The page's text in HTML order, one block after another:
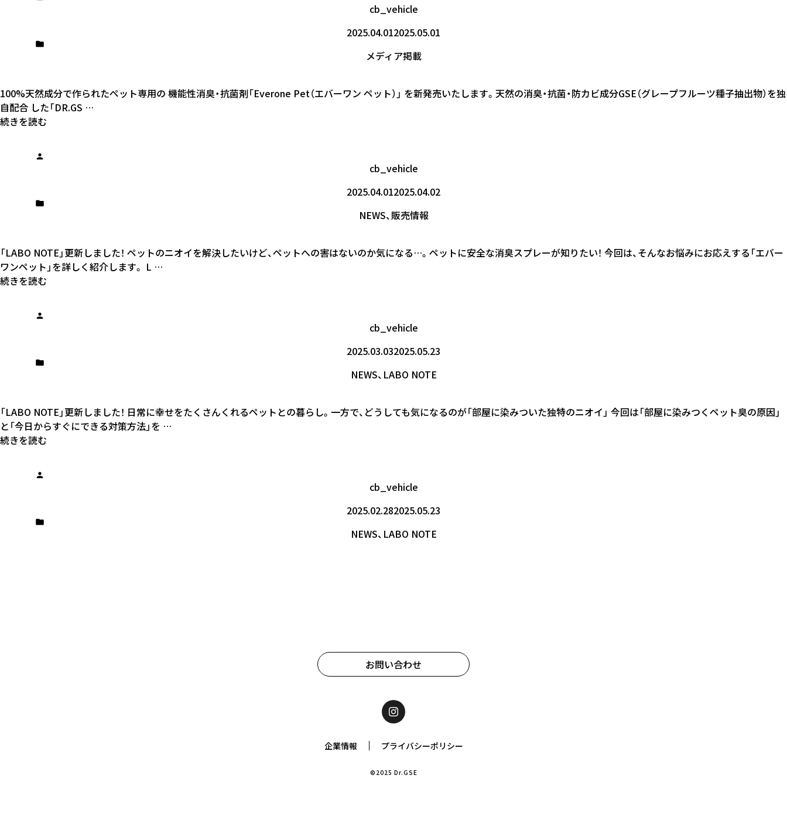
cb_vehicle
2025.04.012025.05.01
メディア掲載
100%天然成分で作られたペット専用の 機能性消臭・抗菌剤「Everone Pet（エバーワン ペット）」 を新発売いたします。天然の消臭・抗菌・防カビ成分GSE（グレープフルーツ種子抽出物）を独
自配合 した「DR.GS …
続きを読む
cb_vehicle
2025.04.012025.04.02
NEWS、販売情報
「LABO NOTE」更新しました！ ペットのニオイを解決したいけど、ペットへの害はないのか気になる…。ペットに安全な消臭スプレーが知りたい！ 今回は、そんなお悩みにお応えする「エバー
ワンペット」を詳しく紹介します。 L …
続きを読む
cb_vehicle
2025.03.032025.05.23
NEWS、 LABO NOTE
「LABO NOTE」更新しました！ 日常に幸せをたくさんくれるペットとの暮らし。一方で、どうしても気になるのが「部屋に染みついた独特のニオイ」 今回は「部屋に染みつくペット臭の原因」
と「今日からすぐにできる対策方法」を …
続きを読む
cb_vehicle
2025.02.282025.05.23
NEWS、 LABO NOTE
お問い合わせ
企業情報 プライバシーポリシー
©2025 Dr.GSE